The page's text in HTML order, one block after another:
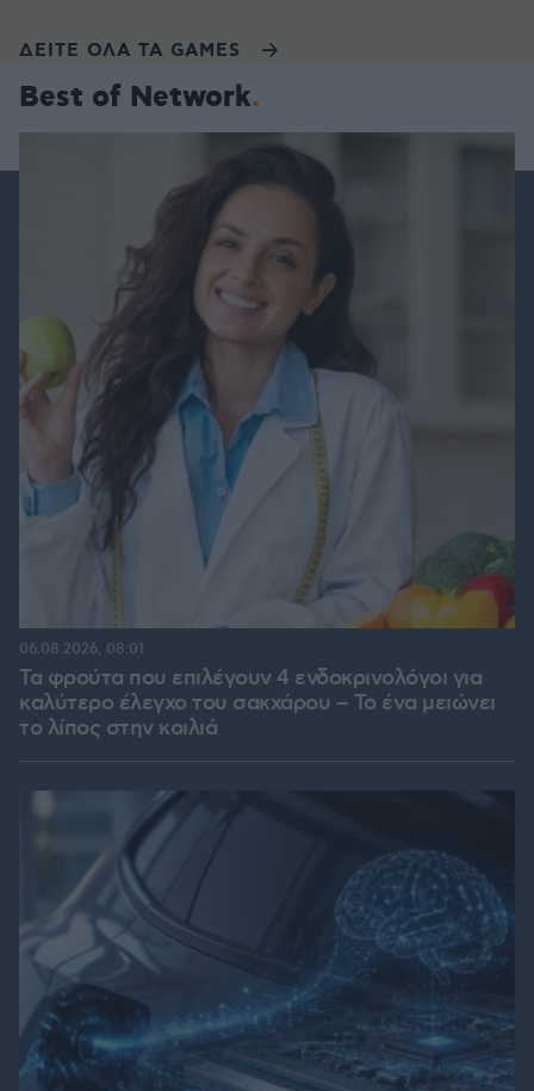
ΔΕΙΤΕ ΟΛΑ ΤΑ GAMES
Best of Network
Τα φρούτα που επιλέγουν 4 ενδοκρινολόγοι για
καλύτερο έλεγχο του σακχάρου – Το ένα μειώνει
το λίπος στην κοιλιά
06.08.2026, 08:01